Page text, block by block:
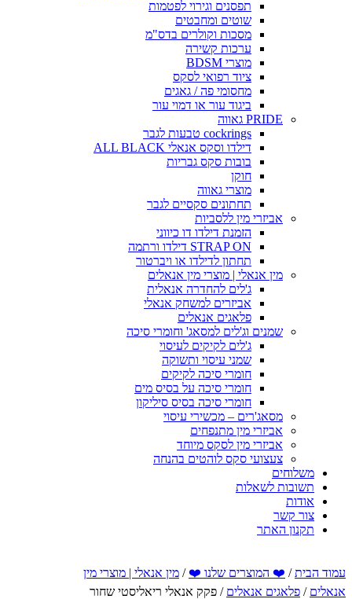
תפסנים וגירוי לפטמות
שוטים ומחבטים
מסכות וקולרים בדס"מ
ערכות קשירה
מוצרי BDSM
ציוד רפואי לסקס
מחסומי פה / גאגים
ביגוד עור או דמוי עור
PRIDE גאווה
cockrings טבעות לגבר
דילדו וסקס אנאלי ALL BLACK
בובות סקס גבריות
חוקן
מוצרי גאווה
תחתונים סקסיים לגבר
אביזרי מין ללסביות
הזמנת דילדו דו כיווני
STRAP ON דילדו ורתמה
תחתון לדילדו או ויברטור
מין אנאלי | מוצרי מין אנאלים
ג'לים להחדרה אנאלית
אביזרים למשחק אנאלי
פלאגים אנאלים
שמנים וג'לים למסאג' וחומרי סיכה
ג'לים לקיקים לעיסוי
שמני עיסוי ותשוקה
חומרי סיכה לקיקים
חומרי סיכה על בסיס מים
חומרי סיכה בסיס סיליקון
מסאג'רים – מכשירי עיסוי
אביזרי מין מתנפחים
אביזרי מין לסקס מיוחד
צעצועי סקס לוהטים בהנחה
משלוחים
תשובות לשאלות
אודות
צור קשר
תקנון האתר
עמוד הבית/ ❤️ המוצרים שלנו ❤️ / מין אנאלי | מוצרי מין
אנאלים / פלאגים אנאלים / פקק אנאלי ריאליסטי שחור